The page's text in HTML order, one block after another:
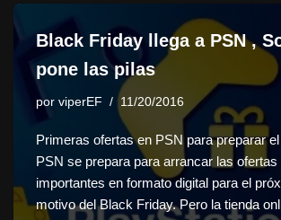
Black Friday llega a PSN ,
pone las pilas
por viperEF 11/20/2016
Primeras ofertas en PSN para preparar
PSN se prepara para arrancar las ofertas
importantes en formato digital para el
motivo del Black Friday. Pero la tienda